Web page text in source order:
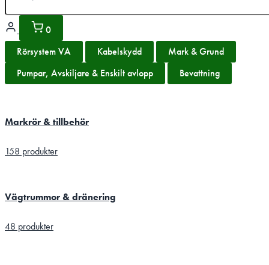
0
Rörsystem VA
Kabelskydd
Mark & Grund
Pumpar, Avskiljare & Enskilt avlopp
Bevattning
Markrör & tillbehör
158 produkter
Vägtrummor & dränering
48 produkter